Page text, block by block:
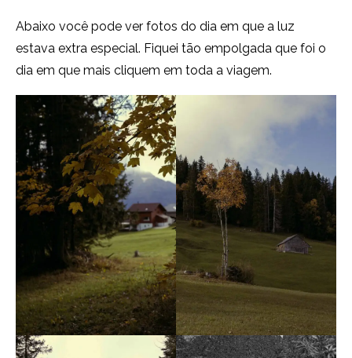
Abaixo você pode ver fotos do dia em que a luz
estava extra especial. Fiquei tão empolgada que foi o
dia em que mais cliquem em toda a viagem.